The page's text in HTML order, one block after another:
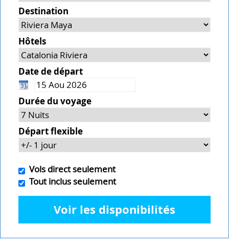
Destination
Hôtels
Date de départ
Durée du voyage
Départ flexible
Vols direct seulement
Tout inclus seulement
Voir les disponibilités